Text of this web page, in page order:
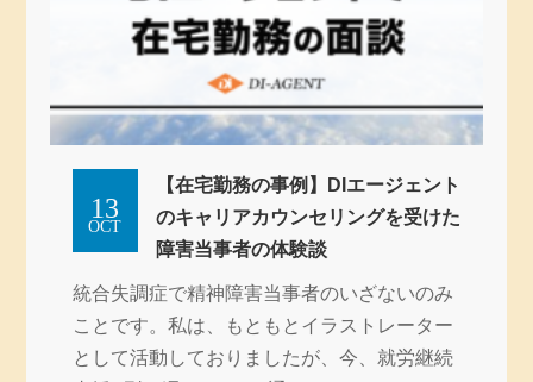
OCT
13
【在宅勤務の事例】DIエージェント
のキャリアカウンセリングを受けた
障害当事者の体験談
統合失調症で精神障害当事者のいざないのみ
ことです。私は、もともとイラストレーター
として活動しておりましたが、今、就労継続